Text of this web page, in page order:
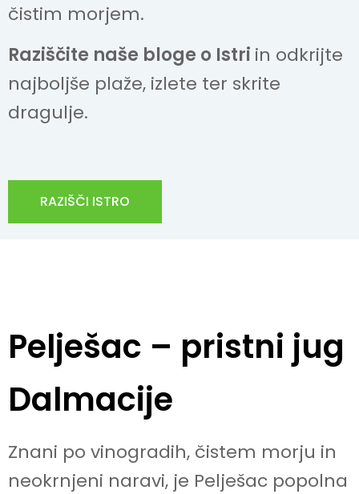
čistim morjem.
Raziščite naše bloge o Istri in odkrijte
najboljše plaže, izlete ter skrite
dragulje.
RAZIŠČI ISTRO
Pelješac – pristni jug
Dalmacije
Znani po vinogradih, čistem morju in
neokrnjeni naravi, je Pelješac popolna